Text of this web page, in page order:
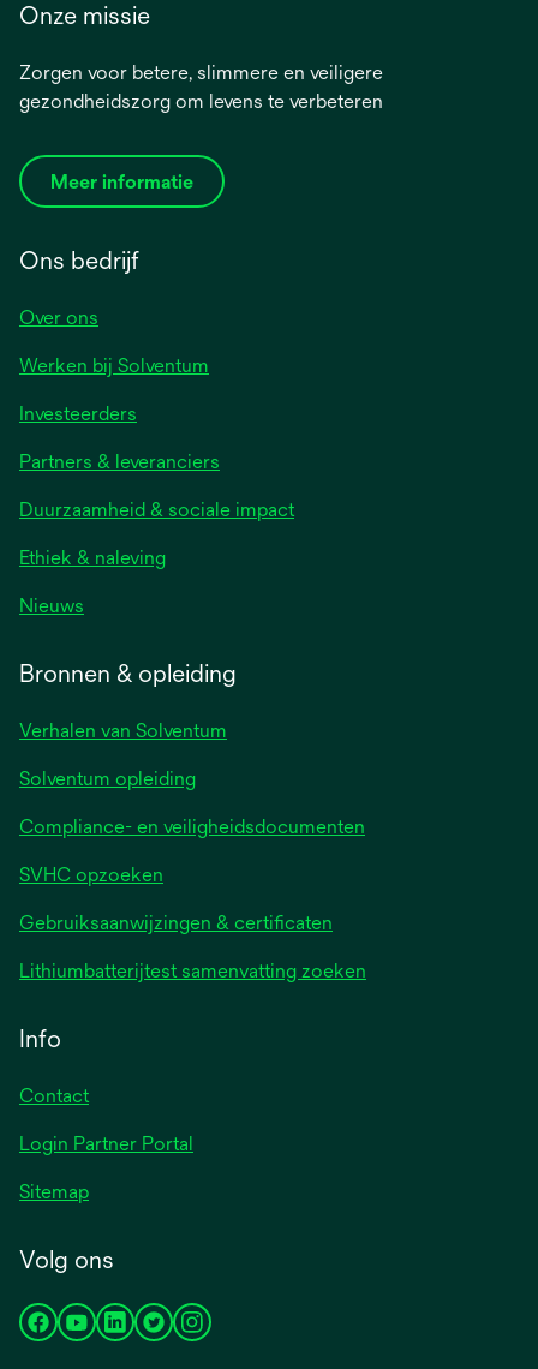
Onze missie
Zorgen voor betere, slimmere en veiligere
gezondheidszorg om levens te verbeteren
Meer informatie
Ons bedrijf
Over ons
Werken bij Solventum
Investeerders
Partners & leveranciers
Duurzaamheid & sociale impact
Ethiek & naleving
Nieuws
Bronnen & opleiding
Verhalen van Solventum
Solventum opleiding
Compliance- en veiligheidsdocumenten
SVHC opzoeken
Gebruiksaanwijzingen & certificaten
Lithiumbatterijtest samenvatting zoeken
Info
Contact
Login Partner Portal
Sitemap
Volg ons
opensopensopensopensopens